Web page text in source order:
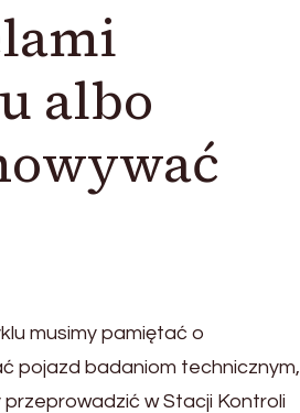
albo
musimy pamiętać o
pojazd badaniom technicznym,
w Stacji Kontroli